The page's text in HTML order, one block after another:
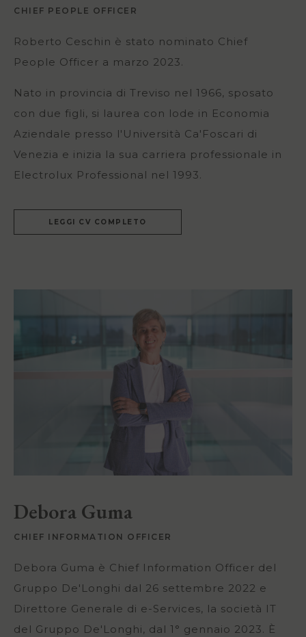
CHIEF PEOPLE OFFICER
Roberto Ceschin è stato nominato Chief
People Officer a marzo 2023.
Nato in provincia di Treviso nel 1966, sposato
con due figli, si laurea con lode in Economia
Aziendale presso l'Università Ca'Foscari di
Venezia e inizia la sua carriera professionale in
Electrolux Professional nel 1993.
LEGGI CV COMPLETO
Debora Guma
CHIEF INFORMATION OFFICER
Debora Guma è Chief Information Officer del
Gruppo De'Longhi dal 26 settembre 2022 e
Direttore Generale di e-Services, la società IT
del Gruppo De'Longhi, dal 1° gennaio 2023. È